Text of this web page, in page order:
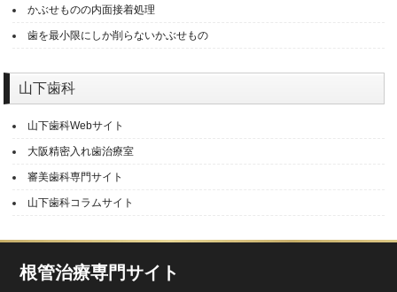
かぶせものの内面接着処理
歯を最小限にしか削らないかぶせもの
山下歯科
山下歯科Webサイト
大阪精密入れ歯治療室
審美歯科専門サイト
山下歯科コラムサイト
根管治療専門サイト